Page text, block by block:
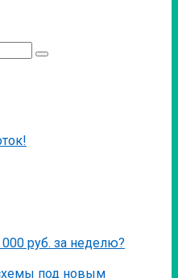
000 руб. за неделю?
под новым